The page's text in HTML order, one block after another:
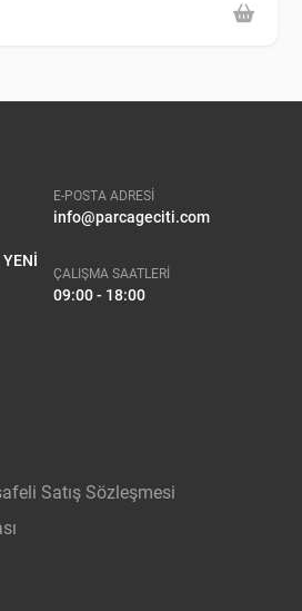
E-POSTA ADRESİ
info@parcageciti.com
ÇALIŞMA SAATLERİ
09:00 - 18:00
Satış Sözleşmesi